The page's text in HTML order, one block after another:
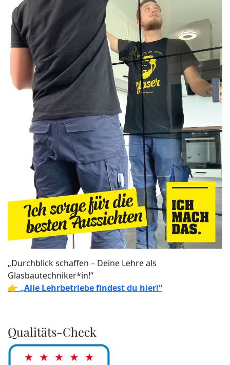
„Durchblick schaffen – Deine Lehre als
Glasbautechniker*in!“
👉 „Alle Lehrbetriebe findest du hier!“
Qualitäts-Check